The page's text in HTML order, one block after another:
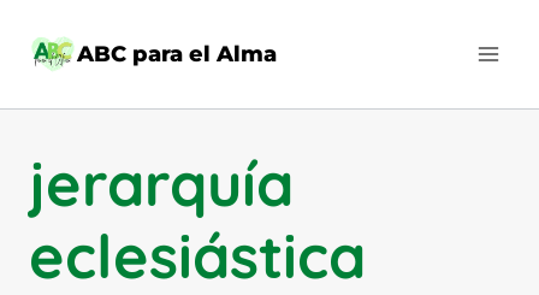
ABC para el Alma
jerarquía
eclesiástica